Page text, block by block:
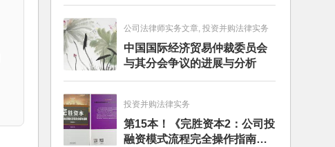
公司法律师实务文章, 投资并购法律实务
中国国际经济贸易仲裁委员会
与其分会争议的进展与分析
投资并购法律实务
第15本！《完胜资本2：公司投
融资模式流程完全操作指南》